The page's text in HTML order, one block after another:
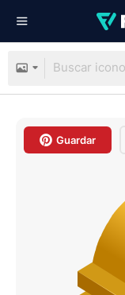
Guardar